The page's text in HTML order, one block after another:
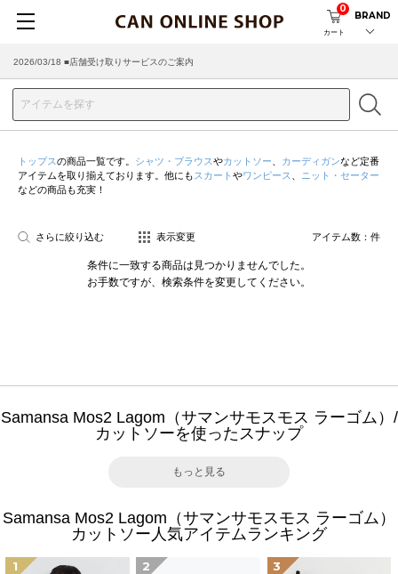
カート
0
BRAND
2026/03/18 ■店舗受け取りサービスのご案内
トップスの商品一覧です。 シャツ・ブラウスやカットソー カーディガンなど定番
アイテムを取り揃えております。他にも スカート やワンピース
ニット・セーター
などの商品も充実！
さらに絞り込む 表示変更 アイテム数： 件
条件に一致する商品は見つかりませんでした。
お手数ですが、検索条件を変更してください。
Samansa Mos2 Lagom（サマンサモスモス ラーゴム）/
カットソーを使ったスナップ
もっと見る
Samansa Mos2 Lagom（サマンサモスモス ラーゴム）
カットソー人気アイテムランキング
1 2 3